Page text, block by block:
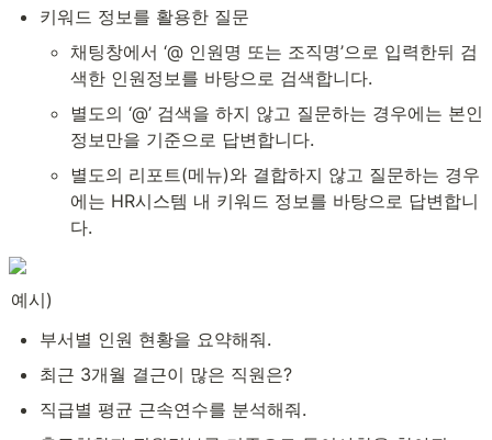
키워드 정보를 활용한 질문
채팅창에서 ‘@ 인원명 또는 조직명’으로 입력한뒤 검
색한 인원정보를 바탕으로 검색합니다.
별도의 ‘@’ 검색을 하지 않고 질문하는 경우에는 본인
정보만을 기준으로 답변합니다.
별도의 리포트(메뉴)와 결합하지 않고 질문하는 경우
에는 HR시스템 내 키워드 정보를 바탕으로 답변합니
다.
예시)
부서별 인원 현황을 요약해줘.
최근 3개월 결근이 많은 직원은?
직급별 평균 근속연수를 분석해줘.